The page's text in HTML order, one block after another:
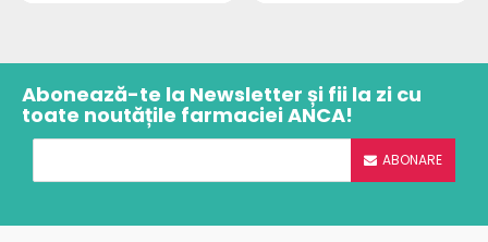
Abonează-te la Newsletter și fii la zi cu
toate noutățile farmaciei ANCA!
ABONARE